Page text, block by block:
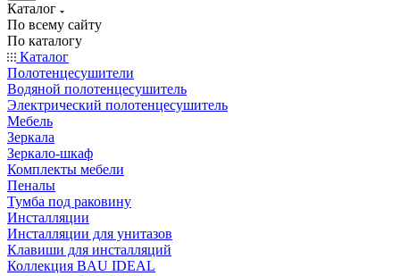
Каталог
По всему сайту
По каталогу
Каталог
Полотенцесушители
Водяной полотенцесушитель
Электрический полотенцесушитель
Мебель
Зеркала
Зеркало-шкаф
Комплекты мебели
Пеналы
Тумба под раковину
Инсталляции
Инсталляции для унитазов
Клавиши для инсталляций
Коллекция BAU IDEAL